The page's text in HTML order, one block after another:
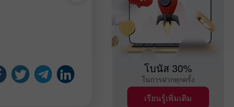
2026-07-31 UTC+3
โบนัส 30%
ในการฝากทุกครั้ง
เรียนรู้เพิ่มเติม